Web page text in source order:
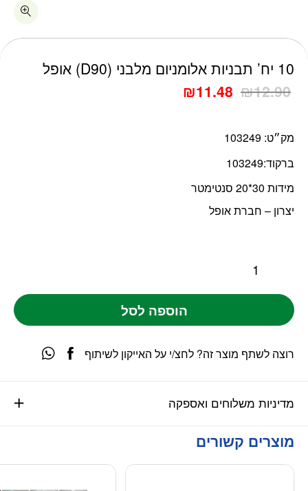
10 יח’ תבניות אלומניום מלבני (D90) אופל
₪12.90
₪11.48
מידות 30*20 סנטימטר
יצרון – חברת אופל
מק״ט: 103249
ברקוד:103249
כמות 10 יח' תבניות אלומניום מלבני (D90) אופל
הוספה לסל
מדיניות משלוחים ואספקה
רוצה לשתף מוצר זה? לחצ/י על האייקון לשיתוף
מוצרים קשורים